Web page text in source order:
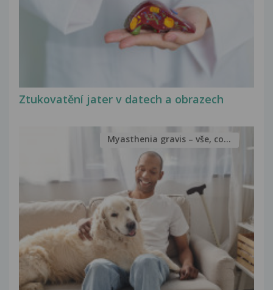
Ztukovatění jater v datech a obrazech
Myasthenia gravis – vše, co...